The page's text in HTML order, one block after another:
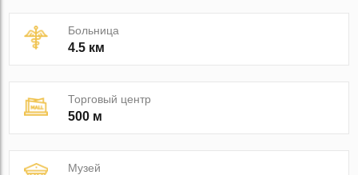
Больница
4.5 км
Торговый центр
500 м
Музей